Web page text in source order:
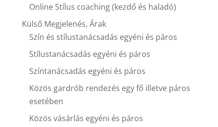
Online Stílus coaching (kezdő és haladó)
Külső Megjelenés, Árak
Szín és stílustanácsadás egyéni és páros
Stílustanácsadás egyéni és páros
Színtanácsadás egyéni és páros
Közös gardrób rendezés egy fő illetve páros
esetében
Közös vásárlás egyéni és páros